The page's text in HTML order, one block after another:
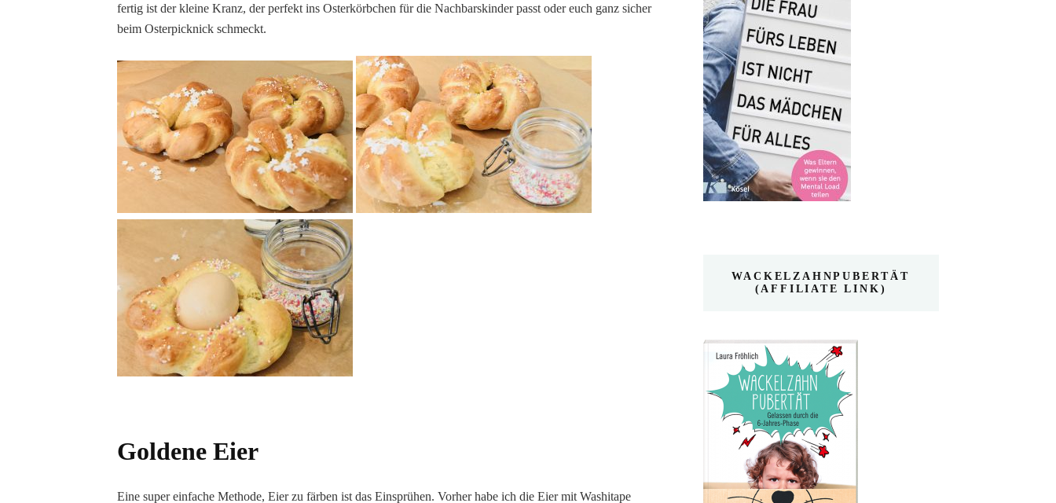
fertig ist der kleine Kranz, der perfekt ins Osterkörbchen für die Nachbarskinder passt oder euch ganz sicher
beim Osterpicknick schmeckt.
Goldene Eier
Eine super einfache Methode, Eier zu färben ist das Einsprühen. Vorher habe ich die Eier mit Washitape
WACKELZAHNPUBERTÄT
(AFFILIATE LINK)